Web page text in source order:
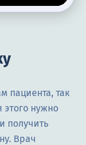
пациента, так
этого нужно
получить
Врач